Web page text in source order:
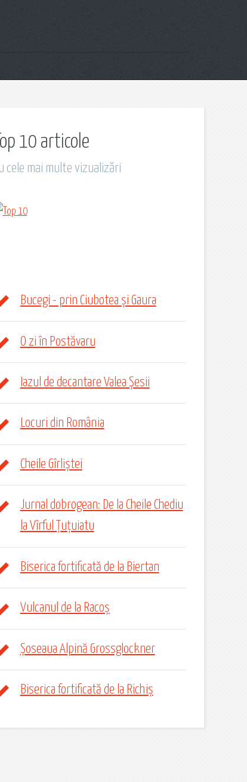
Top 10 articole
cele mai multe vizualizări
Bucegi - prin Ciubotea și Gaura
O zi în Postăvaru
Iazul de decantare Valea Șesii
Locuri din România
Cheile Gîrliștei
Jurnal dobrogean: De la Cheile Chediu
la Vîrful Țuțuiatu
Biserica fortificată de la Biertan
Vulcanul de la Racoș
Șoseaua Alpină Grossglockner
Biserica fortificată de la Richiș